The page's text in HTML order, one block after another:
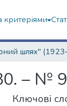
критеріями
– № 9
Ключові